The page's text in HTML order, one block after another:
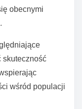
obecnymi
skuteczność
wśród populacji